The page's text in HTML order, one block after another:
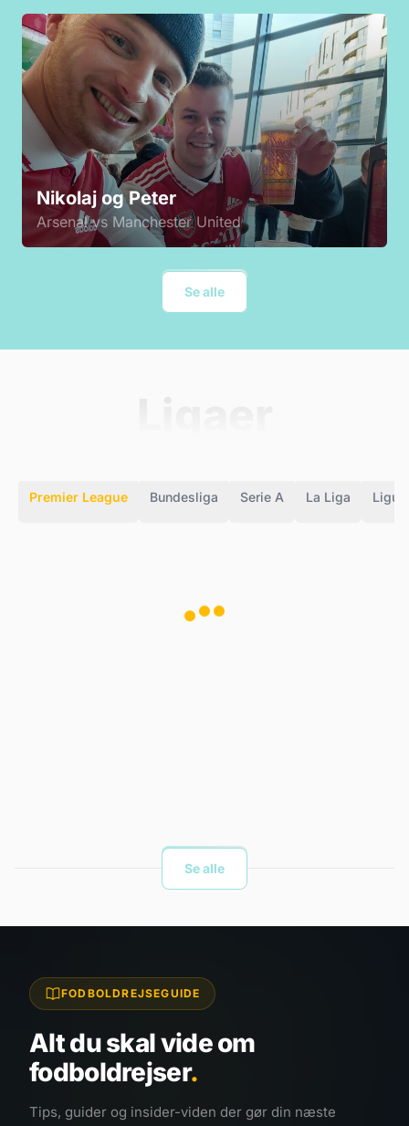
Nikolaj og Peter
Arsenal vs Manchester United
Se alle
Premier League Bundesliga Serie A La Liga Ligue
Se alle
FODBOLDREJSEGUIDE
Alt du skal vide om
fodboldrejser.
Tips, guider og insider-viden der gør din næste